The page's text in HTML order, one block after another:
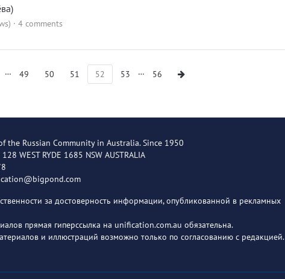
·4 comments
… 49 50 51 52 53 … 56
the Russian Community in Australia. Since 1950
WEST RYDE 1685 NSW AUSTRALIA
за достоверность информации, опубликованной в рекламных
прямая гиперссылка на unification.com.au обязательна.
и иллюстраций возможно только по согласованию с редакцией.